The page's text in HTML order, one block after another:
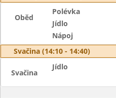
Oběd
Polévka
Jídlo
Nápoj
Svačina (14:10 - 14:40)
Svačina
Jídlo